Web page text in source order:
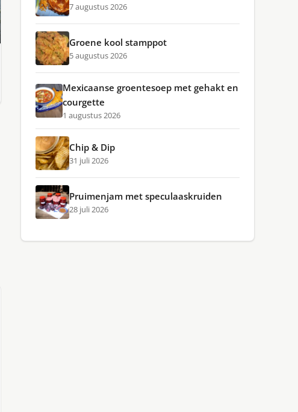
7 augustus 2026
Groene kool stamppot
5 augustus 2026
Mexicaanse groentesoep met gehakt en
courgette
1 augustus 2026
Chip & Dip
31 juli 2026
Pruimenjam met speculaaskruiden
28 juli 2026